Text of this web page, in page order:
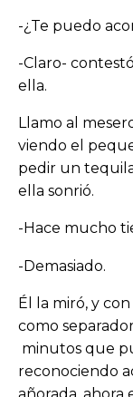
-¿Te puedo
-Claro-
ella.
Llamo al
viendo el
pedir un
ella sonrió.
-Hace mucho
-Demasiado.
Él la miró, y
como
minutos que
reconociendo